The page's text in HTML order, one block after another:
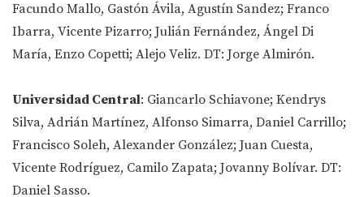
Facundo Mallo, Gastón Ávila, Agustín Sandez; Franco
Ibarra, Vicente Pizarro; Julián Fernández, Ángel Di
María, Enzo Copetti; Alejo Veliz. DT: Jorge Almirón.
Universidad Central: Giancarlo Schiavone; Kendrys
Silva, Adrián Martínez, Alfonso Simarra, Daniel Carrillo;
Francisco Soleh, Alexander González; Juan Cuesta,
Vicente Rodríguez, Camilo Zapata; Jovanny Bolívar. DT:
Daniel Sasso.